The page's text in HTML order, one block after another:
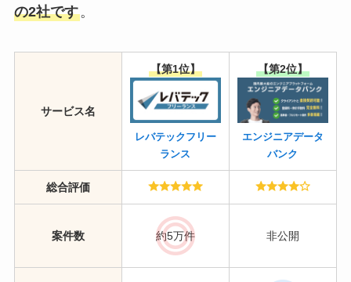
の2社です。
サービス名
【第1位】
レバテックフリー
ランス
【第2位】
エンジニアデータ
バンク
総合評価
案件数 約5万件 非公開